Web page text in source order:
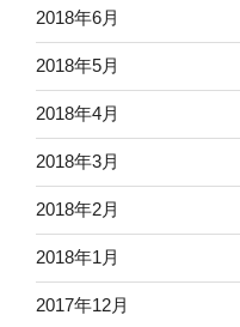
2018年6月
2018年5月
2018年4月
2018年3月
2018年2月
2018年1月
2017年12月